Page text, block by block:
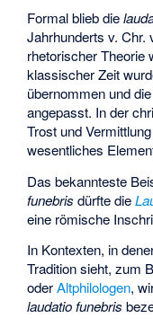
Formal blieb die
Jahrhunderts v. Chr.
rhetorischer Theorie
klassischer Zeit
übernommen und
angepasst. In der
Trost und
wesentliches
Das bekannteste
funebris dürfte die
eine römische
In Kontexten, in
Tradition sieht, zum
oderAltphilologen,
laudatio funebris